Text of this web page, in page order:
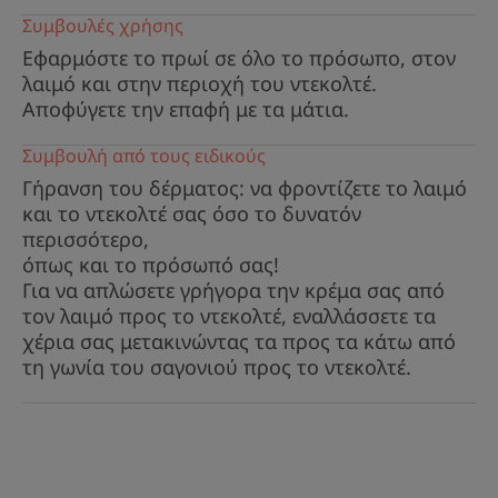
ανακούφιση.
ΛΊΓΑ ΛΌΓΙΑ ΑΠΌ ΤΟΝ ΕΙΔΙΚΌ ΜΑΣ
Βασική αντιγηραντική κρέμα για
ευαίσθητες επιδερμίδες : δρα
ορατά ενάντια στον φαύλο
κύκλο της γήρανσης.
Συμβουλές χρήσης
Εφαρμόστε το πρωί σε όλο το πρόσωπο, στον
λαιμό και στην περιοχή του ντεκολτέ.
Αποφύγετε την επαφή με τα μάτια.
Συμβουλή από τους ειδικούς
Γήρανση του δέρματος: να φροντίζετε το λαιμό
και το ντεκολτέ σας όσο το δυνατόν
περισσότερο,
όπως και το πρόσωπό σας!
Για να απλώσετε γρήγορα την κρέμα σας από
τον λαιμό προς το ντεκολτέ, εναλλάσσετε τα
χέρια σας μετακινώντας τα προς τα κάτω από
τη γωνία του σαγονιού προς το ντεκολτέ.